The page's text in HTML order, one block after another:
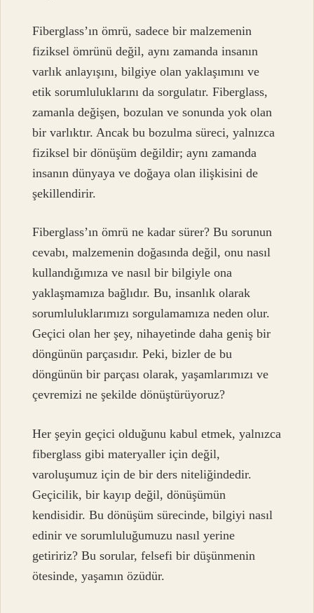
Fiberglass’ın ömrü, sadece bir malzemenin
fiziksel ömrünü değil, aynı zamanda insanın
varlık anlayışını, bilgiye olan yaklaşımını ve
etik sorumluluklarını da sorgulatır. Fiberglass,
zamanla değişen, bozulan ve sonunda yok olan
bir varlıktır. Ancak bu bozulma süreci, yalnızca
fiziksel bir dönüşüm değildir; aynı zamanda
insanın dünyaya ve doğaya olan ilişkisini de
şekillendirir.
Fiberglass’ın ömrü ne kadar sürer? Bu sorunun
cevabı, malzemenin doğasında değil, onu nasıl
kullandığımıza ve nasıl bir bilgiyle ona
yaklaşmamıza bağlıdır. Bu, insanlık olarak
sorumluluklarımızı sorgulamamıza neden olur.
Geçici olan her şey, nihayetinde daha geniş bir
döngünün parçasıdır. Peki, bizler de bu
döngünün bir parçası olarak, yaşamlarımızı ve
çevremizi ne şekilde dönüştürüyoruz?
Her şeyin geçici olduğunu kabul etmek, yalnızca
fiberglass gibi materyaller için değil,
varoluşumuz için de bir ders niteliğindedir.
Geçicilik, bir kayıp değil, dönüşümün
kendisidir. Bu dönüşüm sürecinde, bilgiyi nasıl
edinir ve sorumluluğumuzu nasıl yerine
getiririz? Bu sorular, felsefi bir düşünmenin
ötesinde, yaşamın özüdür.